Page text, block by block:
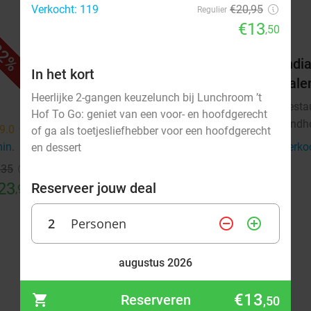
9.0 star
,95
brood vooraf bij Winston Bistro
Vandaag
Do
Winston Bistro
9.5star
Eindhoven
Verkocht: 119
Regulier €20,95
€13,50
In het kort
Heerlijke 2-gangen keuzelunch bij Lunchroom ’t
Hof To Go: geniet van een voor- en hoofdgerecht
of ga als toetjesliefhebber voor een hoofdgerecht
en dessert
Reserveer jouw deal
2 Personen remove_circle_outline add_circle_outline
augustus 2026
Reserveren €13,50